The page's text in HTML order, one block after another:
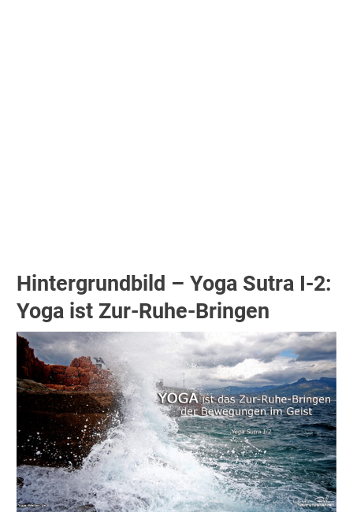
Hintergrundbild – Yoga Sutra I-2:
Yoga ist Zur-Ruhe-Bringen